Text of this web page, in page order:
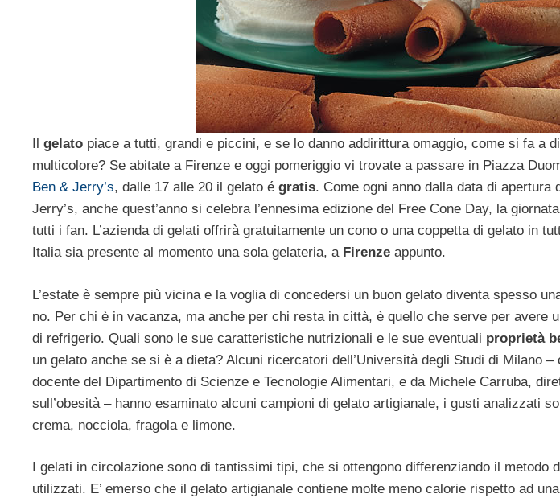
gelato piace a tutti, grandi e piccini, e se lo danno addirittura omaggio, come si fa a
multicolore? Se abitate a Firenze e oggi pomeriggio vi trovate a passare in Piazza
Ben & Jerry’s, dalle 17 alle 20 il gelato é gratis. Come ogni anno dalla data di apertura
Jerry’s, anche quest’anno si celebra l’ennesima edizione del Free Cone Day, la
tutti i fan. L’azienda di gelati offrirà gratuitamente un cono o una coppetta di gelato in
Italia sia presente al momento una sola gelateria, a Firenze appunto.
L’estate è sempre più vicina e la voglia di concedersi un buon gelato diventa spesso
no. Per chi è in vacanza, ma anche per chi resta in città, è quello che serve per avere
di refrigerio. Quali sono le sue caratteristiche nutrizionali e le sue eventuali proprietà
un gelato anche se si è a dieta? Alcuni ricercatori dell’Università degli Studi di Milano
docente del Dipartimento di Scienze e Tecnologie Alimentari, e da Michele Carruba,
sull’obesità – hanno esaminato alcuni campioni di gelato artigianale, i gusti analizzati
crema, nocciola, fragola e limone.
I gelati in circolazione sono di tantissimi tipi, che si ottengono differenziando il metodo
utilizzati. E’ emerso che il gelato artigianale contiene molte meno calorie rispetto ad